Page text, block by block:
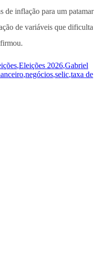
de inflação para um patamar
de variáveis que dificulta
,Eleições 2026,Gabriel
,negócios,selic,taxa de